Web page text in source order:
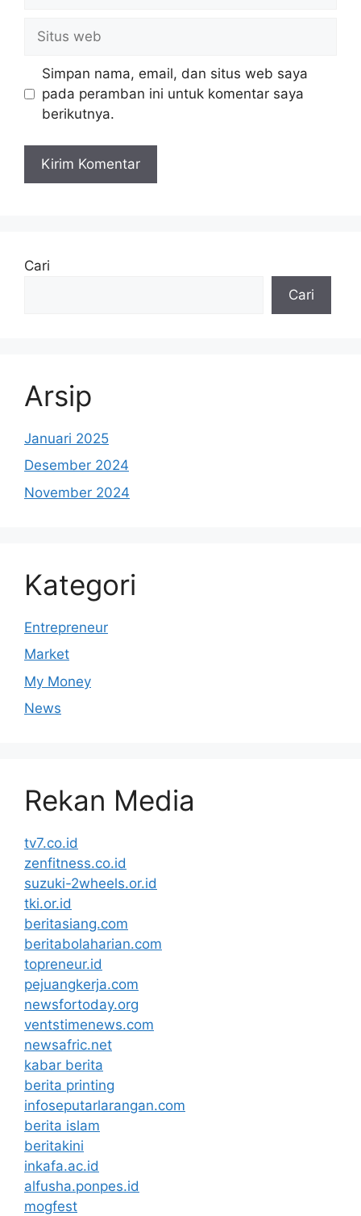
Situs
web
Simpan nama, email, dan situs web saya
pada peramban ini untuk komentar saya
berikutnya.
Cari
Cari
Arsip
Januari 2025
Desember 2024
November 2024
Kategori
Entrepreneur
Market
My Money
News
Rekan Media
tv7.co.id
zenfitness.co.id
suzuki-2wheels.or.id
tki.or.id
beritasiang.com
beritabolaharian.com
topreneur.id
pejuangkerja.com
newsfortoday.org
ventstimenews.com
newsafric.net
kabar berita
berita printing
infoseputarlarangan.com
berita islam
beritakini
inkafa.ac.id
alfusha.ponpes.id
mogfest